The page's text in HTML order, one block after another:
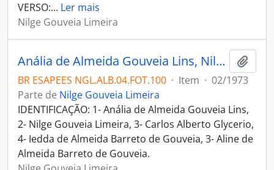
VERSO:… Ler mais
Nilge Gouveia Limeira
Anália de Almeida Gouveia Lins, Nilge Gouveia Limeira, Iedda de Almeida Barreto de Gouveia, Carlos Alberto Glycerio e Aline de Almeida Barreto de Gouveia em Nova Jerusalém
BR ESAPEES NGL.ALB.04.FOT.100 · Item · 02/1973
Parte de Nilge Gouveia Limeira
IDENTIFICAÇÃO: 1- Anália de Almeida Gouveia Lins,
2- Nilge Gouveia Limeira, 3- Carlos Alberto Glycerio,
4- Iedda de Almeida Barreto de Gouveia, 3- Aline de
Almeida Barreto de Gouveia.